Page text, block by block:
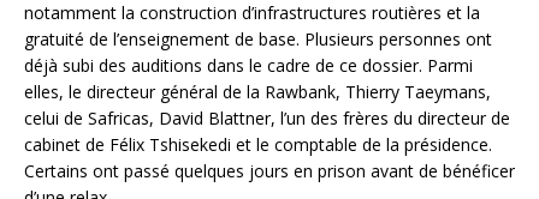
notamment la construction d’infrastructures routières et la
gratuité de l’enseignement de base. Plusieurs personnes ont
déjà subi des auditions dans le cadre de ce dossier. Parmi
elles, le directeur général de la Rawbank, Thierry Taeymans,
celui de Safricas, David Blattner, l’un des frères du directeur de
cabinet de Félix Tshisekedi et le comptable de la présidence.
Certains ont passé quelques jours en prison avant de bénéficer